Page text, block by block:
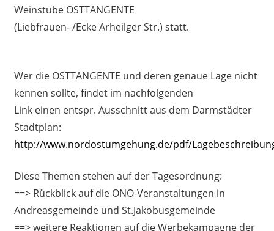
Weinstube OSTTANGENTE
(Liebfrauen- /Ecke Arheilger Str.) statt.
Wer die OSTTANGENTE und deren genaue Lage nicht
kennen sollte, findet im nachfolgenden
Link einen entspr. Ausschnitt aus dem Darmstädter
Stadtplan:
http://www.nordostumgehung.de/pdf/
Diese Themen stehen auf der Tagesordnung:
==> Rückblick auf die ONO-Veranstaltungen in
Andreasgemeinde und St.Jakobusgemeinde
==> weitere Reaktionen auf die Werbekampagne der